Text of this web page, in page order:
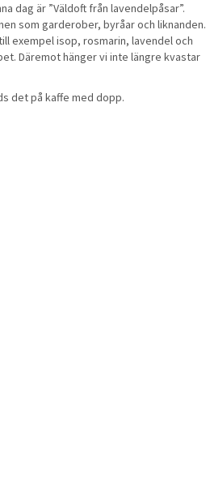
dag är ”Väldoft från lavendelpåsar”.
som garderober, byråar och liknanden.
exempel isop, rosmarin, lavendel och
Däremot hänger vi inte längre kvastar
det på kaffe med dopp.